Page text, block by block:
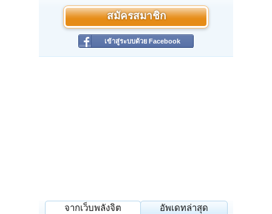
สมัครสมาชิก
เข้าสู่ระบบด้วย Facebook
จากเว็บพลังจิต อัพเดทล่าสุด